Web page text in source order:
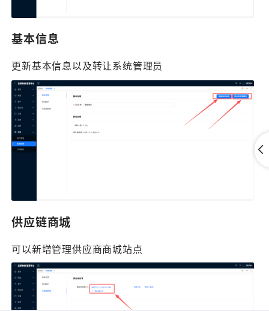
基本信息
更新基本信息以及转让系统管理员
供应链商城
可以新增管理供应商商城站点